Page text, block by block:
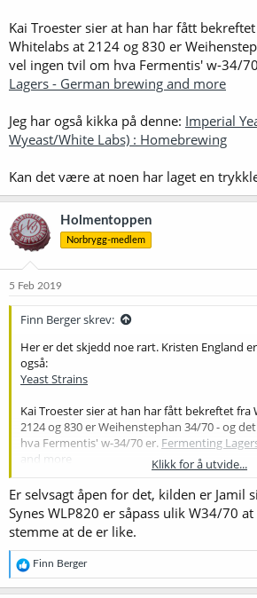
Kai Troester sier at han har fått
Whitelabs at 2124 og 830 er
vel ingen tvil om hva Fermentis' w-34/
Lagers - German brewing and more
Jeg har også kikka på denne: Imperial
Wyeast/White Labs) : Homebrewing
Kan det være at noen har laget en
Holmentoppen
Norbrygg-medlem
5 Feb 2019
Finn Berger skrev:
Her er det skjedd noe rart. Kristen England
også:
Yeast Strains
Kai Troester sier at han har fått bekreftet fra
2124 og 830 er Weihenstephan 34/70 - og
hva Fermentis' w-34/70 er. Fermenting
and more
Jeg har også kikka på denne:Imperial Yeast
Wyeast/White Labs) : Homebrewing
Kan det være at noen har laget en trykkleif i
Klikk for å utvide...
Er selvsagt åpen for det, kilden er Jamil
Synes WLP820 er såpass ulik W34/70
stemme at de er like.
R
e
a
Finn Berger